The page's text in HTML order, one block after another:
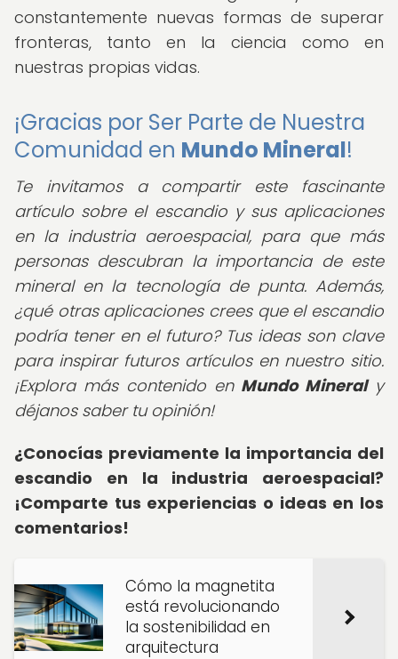
constantemente nuevas formas de superar
fronteras, tanto en la ciencia como en
nuestras propias vidas.
¡Gracias por Ser Parte de Nuestra
Comunidad en Mundo Mineral!
Te invitamos a compartir este fascinante
artículo sobre el escandio y sus aplicaciones
en la industria aeroespacial, para que más
personas descubran la importancia de este
mineral en la tecnología de punta. Además,
¿qué otras aplicaciones crees que el escandio
podría tener en el futuro? Tus ideas son clave
para inspirar futuros artículos en nuestro sitio.
¡Explora más contenido en Mundo Mineraly
déjanos saber tu opinión!
¿Conocías previamente la importancia del
escandio en la industria aeroespacial?
¡Comparte tus experiencias o ideas en los
comentarios!
Cómo la magnetita
está revolucionando
la sostenibilidad en
arquitectura